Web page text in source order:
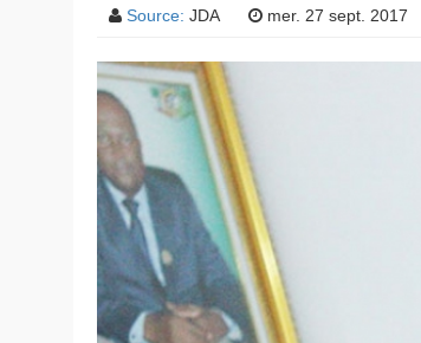
Source: JDA mer. 27 sept. 2017